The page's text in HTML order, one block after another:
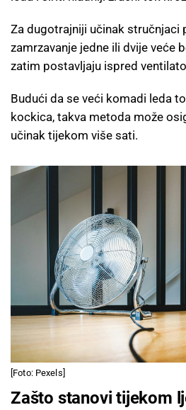
Za dugotrajniji učinak stručnjaci
zamrzavanje jedne ili dvije veće
zatim postavljaju ispred
Budući da se veći komadi leda
kockica, takva metoda može
učinak tijekom više sati.
[Foto: Pexels]
Zašto stanovi tijekom